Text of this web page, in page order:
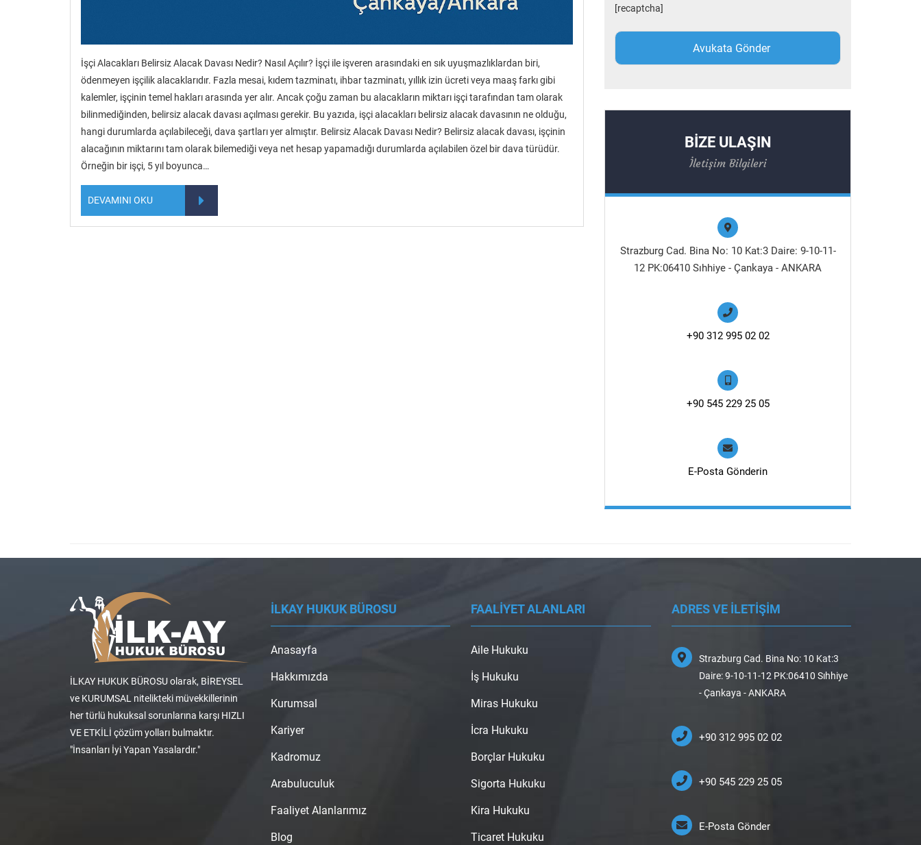
İşçi Alacakları Belirsiz Alacak Davası Nedir? Nasıl Açılır? İşçi ile işveren arasındaki en sık uyuşmazlıklardan biri,
ödenmeyen işçilik alacaklarıdır. Fazla mesai, kıdem tazminatı, ihbar tazminatı, yıllık izin ücreti veya maaş farkı gibi
kalemler, işçinin temel hakları arasında yer alır. Ancak çoğu zaman bu alacakların miktarı işçi tarafından tam olarak
bilinmediğinden, belirsiz alacak davası açılması gerekir. Bu yazıda, işçi alacakları belirsiz alacak davasının ne olduğu,
hangi durumlarda açılabileceği, dava şartları yer almıştır. Belirsiz Alacak Davası Nedir? Belirsiz alacak davası, işçinin
alacağının miktarını tam olarak bilemediği veya net hesap yapamadığı durumlarda açılabilen özel bir dava türüdür.
Örneğin bir işçi, 5 yıl boyunca…
DEVAMINI OKU
[recaptcha]
BİZE ULAŞIN
İletişim Bilgileri
Strazburg Cad. Bina No: 10 Kat:3 Daire: 9-10-11-
12 PK:06410 Sıhhiye - Çankaya - ANKARA
+90 312 995 02 02
+90 545 229 25 05
E-Posta Gönderin
İLKAY HUKUK BÜROSU olarak, BİREYSEL
ve KURUMSAL nitelikteki müvekkillerinin
her türlü hukuksal sorunlarına karşı HIZLI
VE ETKİLİ çözüm yolları bulmaktır.
"İnsanları İyi Yapan Yasalardır."
İLKAY HUKUK BÜROSU
Anasayfa
Hakkımızda
Kurumsal
Kariyer
Kadromuz
Arabuluculuk
Faaliyet Alanlarımız
Blog
FAALİYET ALANLARI
Aile Hukuku
İş Hukuku
Miras Hukuku
İcra Hukuku
Borçlar Hukuku
Sigorta Hukuku
Kira Hukuku
Ticaret Hukuku
ADRES VE İLETİŞİM
Strazburg Cad. Bina No: 10 Kat:3
Daire: 9-10-11-12 PK:06410 Sıhhiye
- Çankaya - ANKARA
+90 312 995 02 02
+90 545 229 25 05
E-Posta Gönder